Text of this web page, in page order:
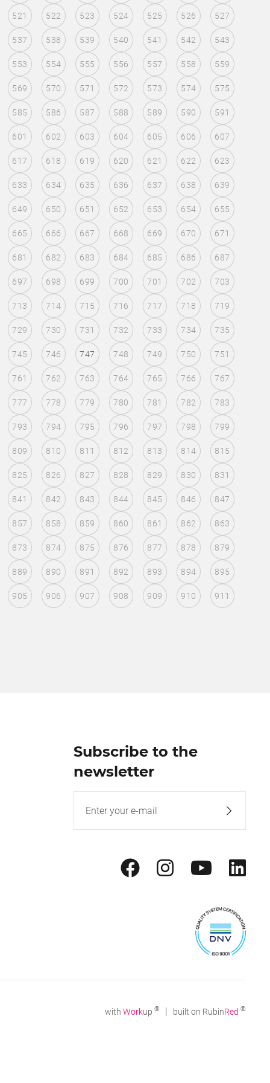
521 522 523 524 525 526 527
537 538 539 540 541 542 543
553 554 555 556 557 558 559
569 570 571 572 573 574 575
585 586 587 588 589 590 591
601 602 603 604 605 606 607
617 618 619 620 621 622 623
633 634 635 636 637 638 639
649 650 651 652 653 654 655
665 666 667 668 669 670 671
681 682 683 684 685 686 687
697 698 699 700 701 702 703
713 714 715 716 717 718 719
729 730 731 732 733 734 735
745 746 747 748 749 750 751
761 762 763 764 765 766 767
777 778 779 780 781 782 783
793 794 795 796 797 798 799
809 810 811 812 813 814 815
825 826 827 828 829 830 831
841 842 843 844 845 846 847
857 858 859 860 861 862 863
873 874 875 876 877 878 879
889 890 891 892 893 894 895
905 906 907 908 909 910 911
Subscribe to the
newsletter
with Workup ® | built on RubinRed ®